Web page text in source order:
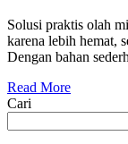
Solusi praktis olah
karena lebih hemat,
Dengan bahan
Read More
Cari